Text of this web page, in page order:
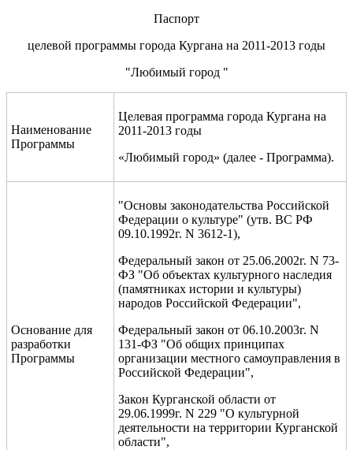
Паспорт
целевой программы города Кургана на 2011-2013 годы
"Любимый город "
Наименование
Программы
Целевая программа города Кургана на
2011-2013 годы
«Любимый город» (далее - Программа).
Основание для
разработки
Программы
"Основы законодательства Российской
Федерации о культуре" (утв. ВС РФ
09.10.1992г. N 3612-1),
Федеральный закон от 25.06.2002г. N 73-
ФЗ "Об объектах культурного наследия
(памятниках истории и культуры)
народов Российской Федерации",
Федеральный закон от 06.10.2003г. N
131-ФЗ "Об общих принципах
организации местного самоуправления в
Российской Федерации",
Закон Курганской области от
29.06.1999г. N 229 "О культурной
деятельности на территории Курганской
области",